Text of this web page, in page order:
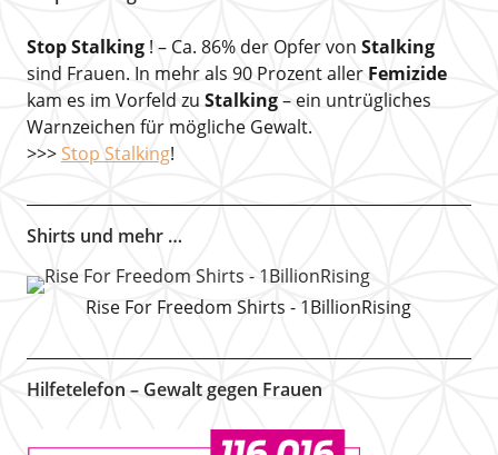
Stop Stalking! – Ca. 86% der Opfer von Stalking
sind Frauen. In mehr als 90 Prozent aller Femizide
kam es im Vorfeld zu Stalking– ein untrügliches
Warnzeichen für mögliche Gewalt.
>>> Stop Stalking!
Shirts und mehr …
Rise For Freedom Shirts - 1BillionRising
Hilfetelefon – Gewalt gegen Frauen